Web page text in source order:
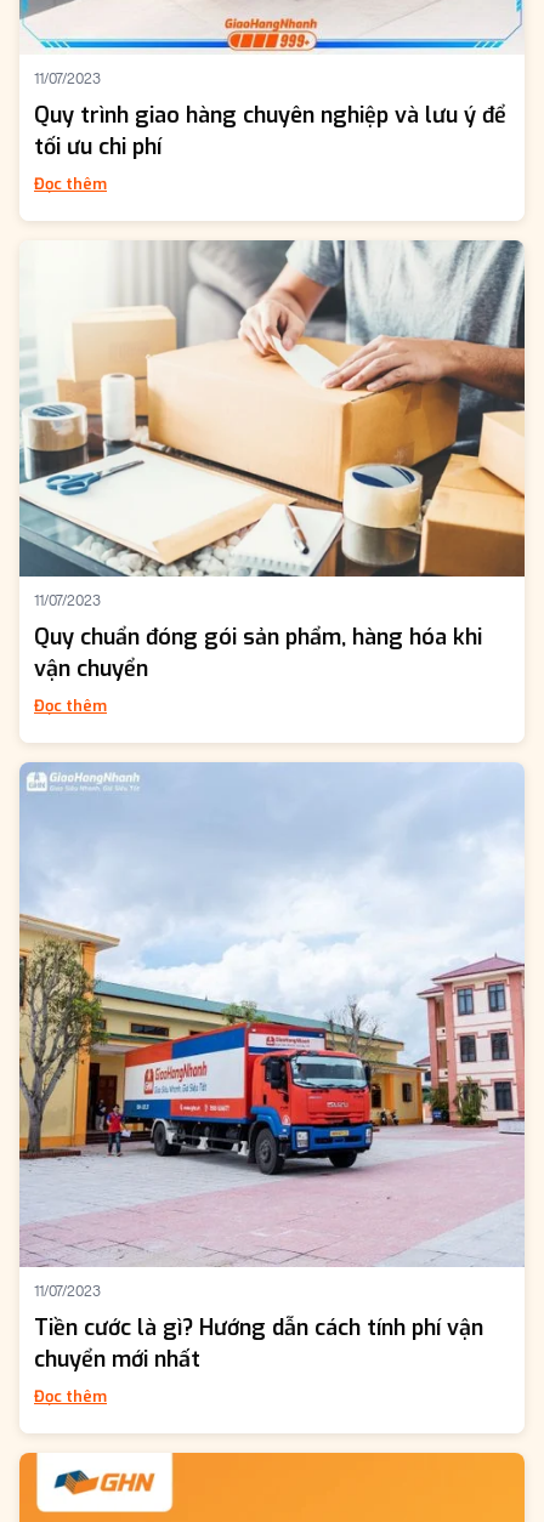
11/07/2023
Quy trình giao hàng chuyên nghiệp và lưu ý để
tối ưu chi phí
Đọc thêm
11/07/2023
Quy chuẩn đóng gói sản phẩm, hàng hóa khi
vận chuyển
Đọc thêm
11/07/2023
Tiền cước là gì? Hướng dẫn cách tính phí vận
chuyển mới nhất
Đọc thêm